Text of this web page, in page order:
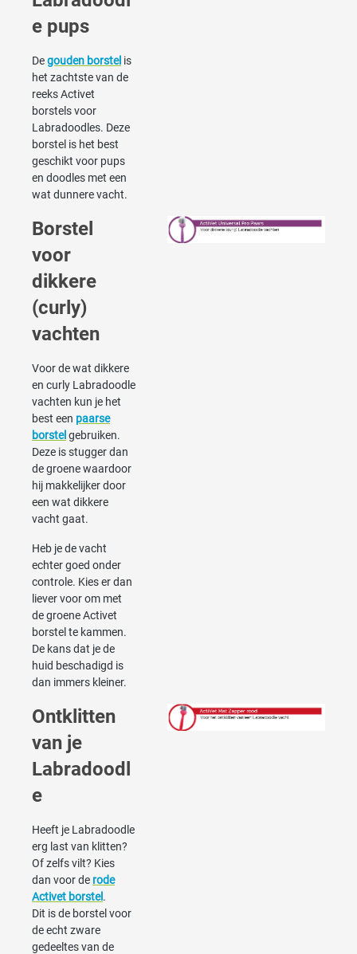
e pups
Degouden borstel is
het zachtste van de
reeks Activet
borstels voor
Labradoodles. Deze
borstel is het best
geschikt voor pups
en doodles met een
wat dunnere vacht.
Borstel
voor
dikkere
(curly)
vachten
Voor de wat dikkere
en curly Labradoodle
vachten kun je het
best een paarse
borstel gebruiken.
Deze is stugger dan
de groene waardoor
hij makkelijker door
een wat dikkere
vacht gaat.
Heb je de vacht
echter goed onder
controle. Kies er dan
liever voor om met
de groene Activet
borstel te kammen.
De kans dat je de
huid beschadigd is
dan immers kleiner.
Ontklitten
van je
Labradoodl
e
Heeft je Labradoodle
erg last van klitten?
Of zelfs vilt? Kies
dan voor de rode
Activet borstel.
Dit is de borstel voor
de echt zware
gedeeltes van de